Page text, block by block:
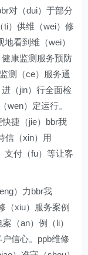
对（dui）于部分
ti）供维（wei）修
看到维（wei）
康监测服务预防
测（ce）服务通
（jin）行全面检
wen）定运行。
捷（jie）bbr我
信（xin）用
支付（fu）等让客
）力bbr我
（xiu）服务案例
（an）例（li）
信心。ppb维修